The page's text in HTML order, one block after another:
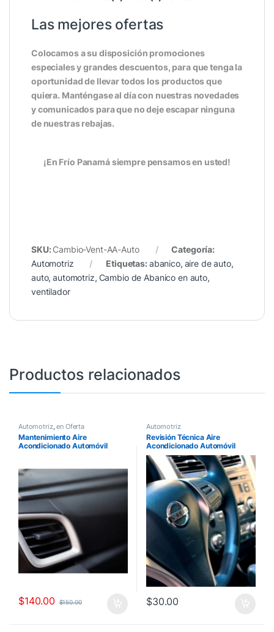
Las mejores ofertas
Colocamos a su disposición promociones
especiales y grandes descuentos, para que tenga la
oportunidad de llevar todos los productos que
quiera. Manténgase al día con nuestras novedades
y comunicados para que no deje escapar ninguna
de nuestras rebajas.
¡En Frío Panamá siempre pensamos en usted!
SKU:Cambio-Vent-AA-Auto
Categoría:
Automotriz
Etiquetas:abanico, aire de auto,
auto,automotriz, Cambio de Abanico en auto,
ventilador
Productos relacionados
Automotriz,en Oferta
Mantenimiento Aire
Acondicionado Automóvil
$140.00 $150.00
Automotriz
Revisión Técnica Aire
Acondicionado Automóvil
$30.00